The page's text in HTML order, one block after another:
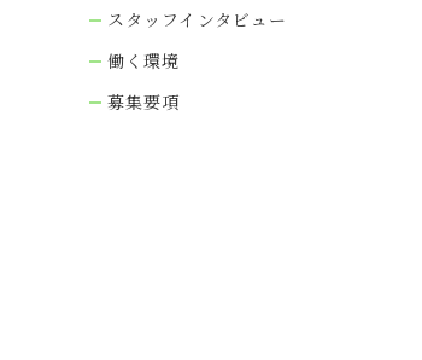
スタッフインタビュー
働く環境
募集要項